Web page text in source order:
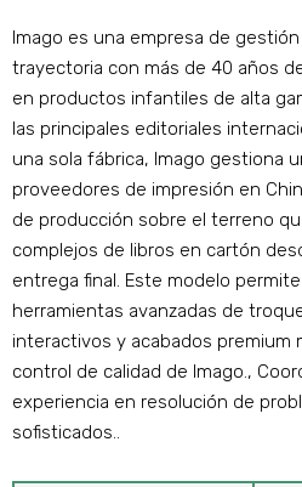
Imago es una empresa de
trayectoria con más de 40 años
en productos infantiles de alta
las principales editoriales
una sola fábrica, Imago gestiona
proveedores de impresión en
de producción sobre el terreno
complejos de libros en cartón
entrega final. Este modelo
herramientas avanzadas de
interactivos y acabados premium
control de calidad de Imago.,
experiencia en resolución de
sofisticados..